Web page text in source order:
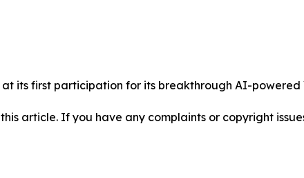
its first participation for its breakthrough AI-powered
article. If you have any complaints or copyright